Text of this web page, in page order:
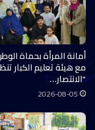
أمانة المرأة بحماة
مع هيئة تعليم الكبار
“الانتصار…
2026-08-05